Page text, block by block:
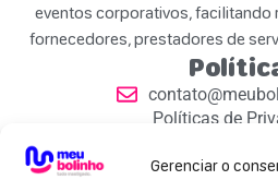
Gerenciar o
eventos corporativos, facilitando
fornecedores, prestadores de
Políticas de